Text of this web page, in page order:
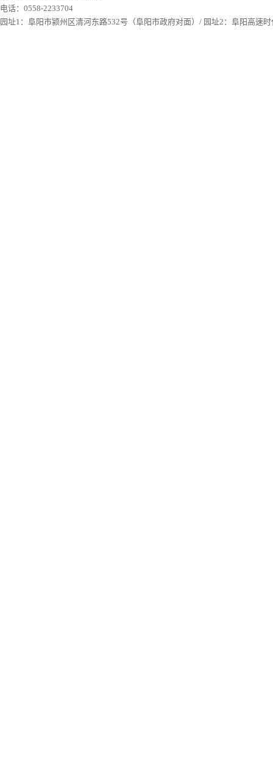
电话：0558-2233704
园址1：阜阳市颍州区清河东路532号（阜阳市政府对面）/ 园址2：阜阳高速时